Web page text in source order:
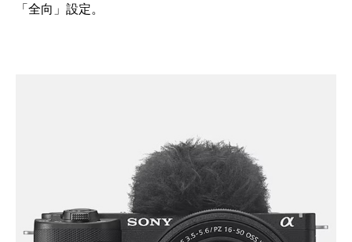
「全向」設定。